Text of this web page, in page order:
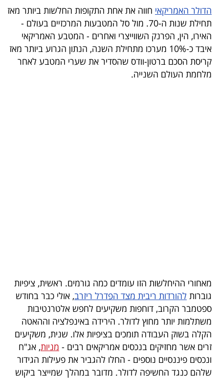
עסקי
ספורט
קריירה
ולימודים
הכלכלי
פודקאסט
40
UNDER
40
הדולר האמריקאי חווה את אחת התקופות החלשות ביותר מאז
תחילת שנות ה-70. מול סל המטבעות המרכזיים בעולם -
האירו, הין, הפרנק השווייצרי ואחרים - המטבע האמריקאי
איבד כ-10% מערכו מתחילת השנה, הנתון הגרוע ביותר מאז
קריסת הסכם ברטון-וודס שהסדיר את שערי המטבע לאחר
מלחמת העולם השנייה.
מאחורי ההיחלשות הזו עומדים כמה גורמים. ראשית, ציפיות
גוברות להורדות ריבית מצד הפדרל ריזרב, אולי כבר בחודש
ספטמבר הקרוב, דוחפות משקיעים לחפש אלטרנטיבות
משתלמות יותר מחוץ לדולר. הירידה באינפלציה וההאטה
הקלה בשוק העבודה תומכים בציפיות אלו. שנית, משקיעים
זרים אשר מחזיקים בנכסים אמריקאים רבים - מניות, אג"ח
ונכסים פיננסיים נוספים - החלו להגביר את פעילות הגידור
שלהם כנגד החשיפה לדולר. מדובר במהלך שמייצר ביקוש